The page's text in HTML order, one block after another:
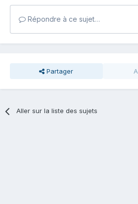
Répondre à ce sujet…
Partager
Aller sur la liste des sujets